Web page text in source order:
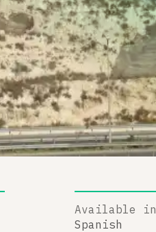
Available in
Spanish